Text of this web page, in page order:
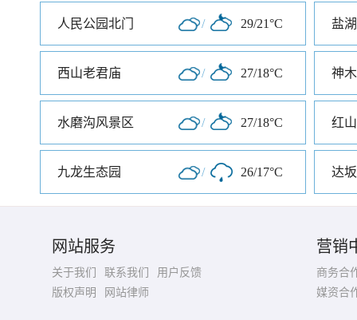
人民公园北门 / 29/21°C 盐
西山老君庙 / 27/18°C 神
水磨沟风景区 / 27/18°C 红
九龙生态园 / 26/17°C 达
网站服务
关于我们 联系我们
用户反馈
版权声明
网站律师
营销
商务合
媒资合